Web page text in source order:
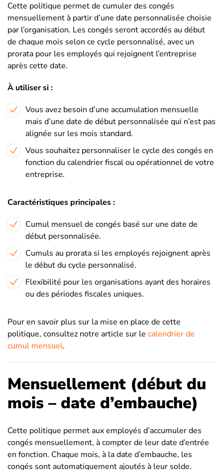
Cette politique permet de cumuler des congés
mensuellement à partir d’une date personnalisée choisie
par l’organisation. Les congés seront accordés au début
de chaque mois selon ce cycle personnalisé, avec un
prorata pour les employés qui rejoignent l’entreprise
après cette date.
À utiliser si :
Vous avez besoin d’une accumulation mensuelle
mais d’une date de début personnalisée qui n’est pas
alignée sur les mois standard.
Vous souhaitez personnaliser le cycle des congés en
fonction du calendrier fiscal ou opérationnel de votre
entreprise.
Caractéristiques principales :
Cumul mensuel de congés basé sur une date de
début personnalisée.
Cumuls au prorata si les employés rejoignent après
le début du cycle personnalisé.
Flexibilité pour les organisations ayant des horaires
ou des périodes fiscales uniques.
Pour en savoir plus sur la mise en place de cette
politique, consultez notre article sur le calendrier de
cumul mensuel.
Mensuellement (début du
mois – date d’embauche)
Cette politique permet aux employés d’accumuler des
congés mensuellement, à compter de leur date d’entrée
en fonction. Chaque mois, à la date d’embauche, les
congés sont automatiquement ajoutés à leur solde.